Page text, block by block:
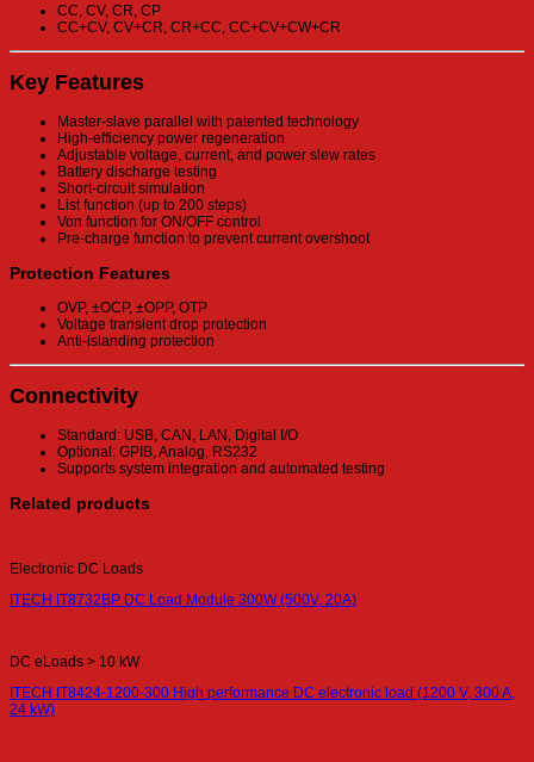
CC, CV, CR, CP
CC+CV, CV+CR, CR+CC, CC+CV+CW+CR
Key Features
Master-slave parallel with patented technology
High-efficiency power regeneration
Adjustable voltage, current, and power slew rates
Battery discharge testing
Short-circuit simulation
List function (up to 200 steps)
Von function for ON/OFF control
Pre-charge function to prevent current overshoot
Protection Features
OVP, ±OCP, ±OPP, OTP
Voltage transient drop protection
Anti-islanding protection
Connectivity
Standard: USB, CAN, LAN, Digital I/O
Optional: GPIB, Analog, RS232
Supports system integration and automated testing
Related products
Electronic DC Loads
ITECH IT8732BP DC Load Module 300W (500V, 20A)
DC eLoads > 10 kW
ITECH IT8424-1200-300 High performance DC electronic load (1200 V, 300 A,
24 kW)